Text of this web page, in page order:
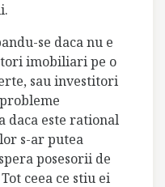
se daca nu e
imobiliari pe o
sau investitori
daca este rational
s-ar putea
posesorii de
ceea ce stiu ei